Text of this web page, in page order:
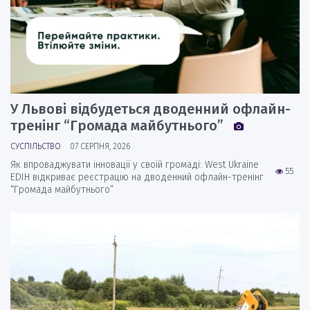
У Львові відбудеться дводенний офлайн-
тренінг “Громада майбутнього”
СУСПІЛЬСТВО 07 СЕРПНЯ, 2026
55
Як впроваджувати інновації у своїй громаді: West Ukraine
EDIH відкриває реєстрацію на дводенний офлайн-тренінг
“Громада майбутнього”